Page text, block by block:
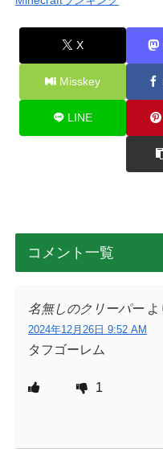
X
Misskey
LINE
コメント一覧
名無しのクリーパー よ
2024年12月26日 9:52 AM
タフゴーレム
1